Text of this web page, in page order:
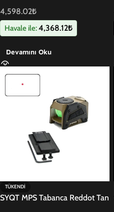
4,598.02₺
Havale ile:4,368.12₺
Devamını Oku
TÜKENDI
SYQT MPS Tabanca Reddot Tan